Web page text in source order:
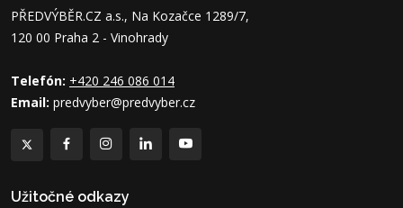
PŘEDVÝBĚR.CZ a.s., Na Kozačce 1289/7,
120 00 Praha 2 - Vinohrady
Telefón: +420 246 086 014
Email: predvyber@predvyber.cz
Užitočné odkazy